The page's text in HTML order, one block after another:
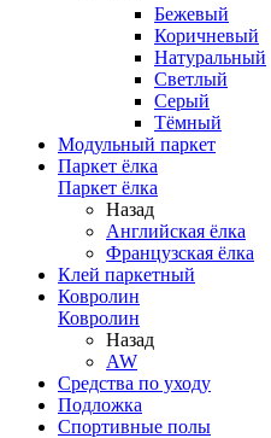
Бежевый
Коричневый
Натуральный
Светлый
Серый
Тёмный
Модульный паркет
Паркет ёлка
Паркет ёлка
Назад
Английская ёлка
Французская ёлка
Клей паркетный
Ковролин
Ковролин
Назад
AW
Средства по уходу
Подложка
Спортивные полы